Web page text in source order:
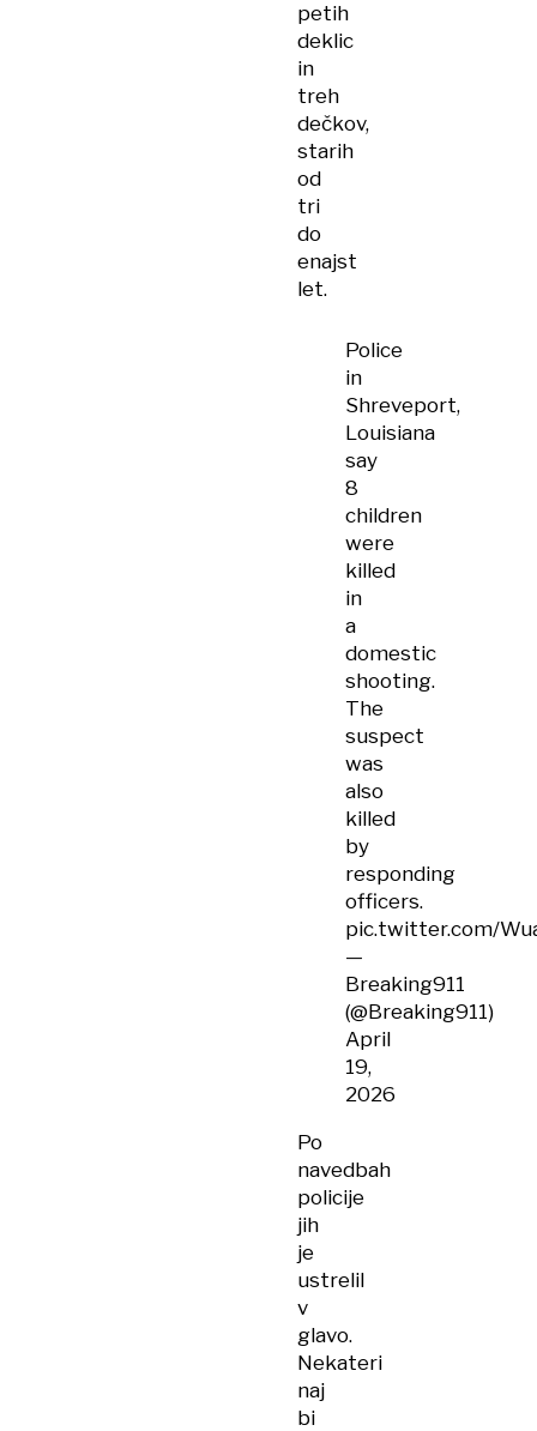
petih
deklic
in
treh
dečkov,
starih
od
tri
do
enajst
let.
Police
in
Shreveport,
Louisiana
say
8
children
were
killed
in
a
domestic
shooting.
The
suspect
was
also
killed
by
responding
officers.
pic.twitter.com/
—
Breaking911
(@Breaking911)
April
19,
2026
Po
navedbah
policije
jih
je
ustrelil
v
glavo.
Nekateri
naj
bi